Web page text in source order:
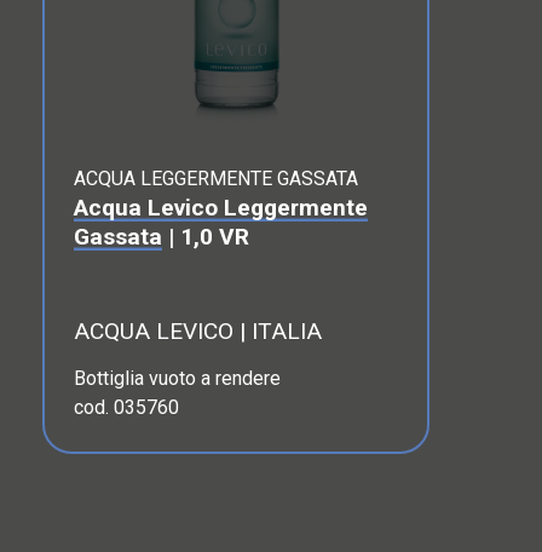
ACQUA LEGGERMENTE GASSATA
Acqua Levico Leggermente
Gassata | 1,0 VR
ACQUA LEVICO | ITALIA
Bottiglia vuoto a rendere
cod. 035760